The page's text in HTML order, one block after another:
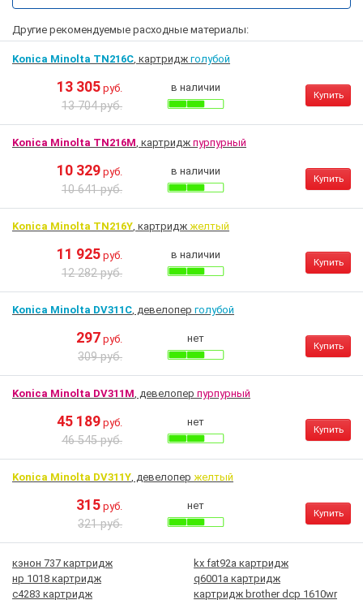
Другие рекомендуемые расходные материалы:
Konica Minolta TN216C, картридж голубой
13 305 руб.
13 704 руб.
в наличии
Купить
Konica Minolta TN216M, картридж пурпурный
10 329 руб.
10 641 руб.
в наличии
Купить
Konica Minolta TN216Y, картридж желтый
11 925 руб.
12 282 руб.
в наличии
Купить
Konica Minolta DV311C, девелопер голубой
297 руб.
309 руб.
нет
Купить
Konica Minolta DV311M, девелопер пурпурный
45 189 руб.
46 545 руб.
нет
Купить
Konica Minolta DV311Y, девелопер желтый
315 руб.
321 руб.
нет
Купить
кэнон 737 картридж
kx fat92a картридж
нр 1018 картридж
q6001a картридж
c4283 картридж
картридж brother dcp 1610wr